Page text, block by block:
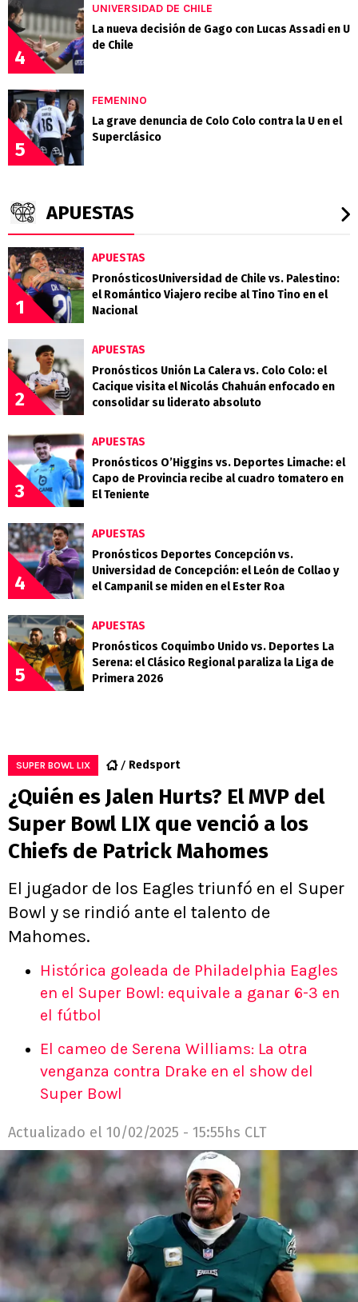
4
UNIVERSIDAD DE CHILE
La nueva decisión de Gago con Lucas Assadi en U
de Chile
5
FEMENINO
La grave denuncia de Colo Colo contra la U en el
Superclásico
APUESTAS
1
APUESTAS
PronósticosUniversidad de Chile vs. Palestino:
el Romántico Viajero recibe al Tino Tino en el
Nacional
2
APUESTAS
Pronósticos Unión La Calera vs. Colo Colo: el
Cacique visita el Nicolás Chahuán enfocado en
consolidar su liderato absoluto
3
APUESTAS
Pronósticos O’Higgins vs. Deportes Limache: el
Capo de Provincia recibe al cuadro tomatero en
El Teniente
4
APUESTAS
Pronósticos Deportes Concepción vs.
Universidad de Concepción: el León de Collao y
el Campanil se miden en el Ester Roa
5
APUESTAS
Pronósticos Coquimbo Unido vs. Deportes La
Serena: el Clásico Regional paraliza la Liga de
Primera 2026
SUPER BOWL LIX Redsport
¿Quién es Jalen Hurts? El MVP del
Super Bowl LIX que venció a los
Chiefs de Patrick Mahomes
El jugador de los Eagles triunfó en el Super
Bowl y se rindió ante el talento de
Mahomes.
Histórica goleada de Philadelphia Eagles
en el Super Bowl: equivale a ganar 6-3 en
el fútbol
El cameo de Serena Williams: La otra
venganza contra Drake en el show del
Super Bowl
Actualizado el 10/02/2025 - 15:55hs CLT